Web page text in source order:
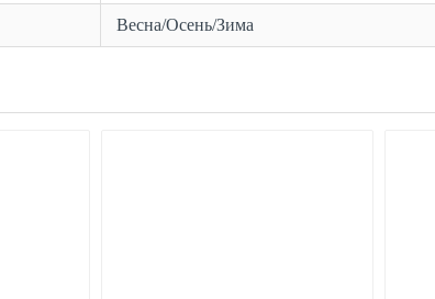
Весна/Осень/Зима